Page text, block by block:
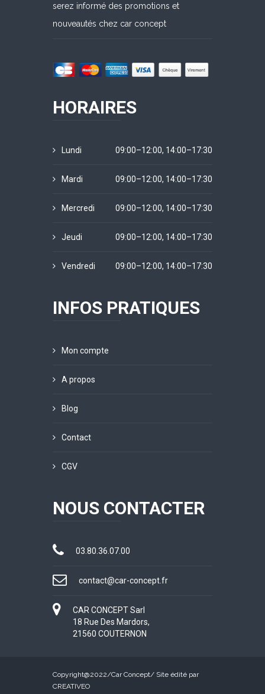
serez informé des promotions et
nouveautés chez car concept
HORAIRES
Lundi 09:00–12:00, 14:00–17:30
Mardi 09:00–12:00, 14:00–17:30
Mercredi 09:00–12:00, 14:00–17:30
Jeudi 09:00–12:00, 14:00–17:30
Vendredi 09:00–12:00, 14:00–17:30
INFOS PRATIQUES
Mon compte
A propos
Blog
Contact
CGV
NOUS CONTACTER
03.80.36.07.00
contact@car-concept.fr
CAR CONCEPT Sarl
18 Rue Des Mardors,
21560 COUTERNON
Copyright@2022/Car Concept/ Site édité par
CREATIVEO